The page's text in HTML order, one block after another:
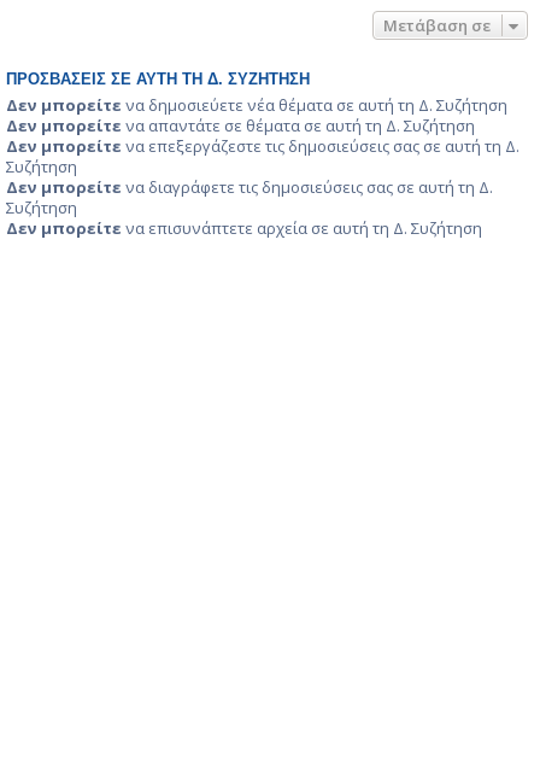
Μετάβαση σε
ΠΡΟΣΒΆΣΕΙΣ ΣΕ ΑΥΤΉ ΤΗ Δ. ΣΥΖΉΤΗΣΗ
Δεν μπορείτε να δημοσιεύετε νέα θέματα σε αυτή τη Δ. Συζήτηση
Δεν μπορείτε να απαντάτε σε θέματα σε αυτή τη Δ. Συζήτηση
Δεν μπορείτε να επεξεργάζεστε τις δημοσιεύσεις σας σε αυτή τη Δ.
Συζήτηση
Δεν μπορείτε να διαγράφετε τις δημοσιεύσεις σας σε αυτή τη Δ.
Συζήτηση
Δεν μπορείτε να επισυνάπτετε αρχεία σε αυτή τη Δ. Συζήτηση